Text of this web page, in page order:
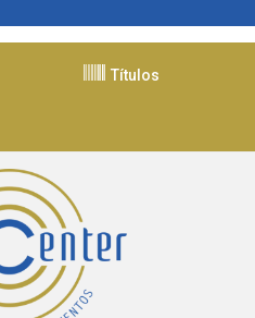
Títulos